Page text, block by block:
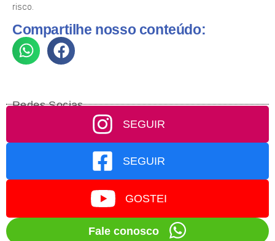
risco.
Compartilhe nosso conteúdo:
Redes Socias
SEGUIR
SEGUIR
GOSTEI
Fale conosco